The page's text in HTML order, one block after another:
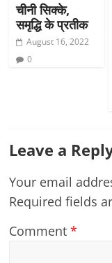
चीनी सिक्के,
समृद्धि के प्रतीक
August 16, 2022
0
Leave a
Your email
Required fields
Comment*